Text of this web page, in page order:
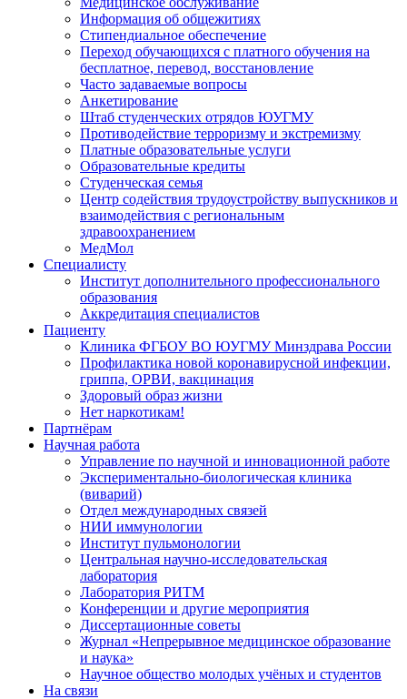
Информация об общежитиях
Стипендиальное обеспечение
Переход обучающихся с платного обучения на
бесплатное, перевод, восстановление
Часто задаваемые вопросы
Анкетирование
Штаб студенческих отрядов ЮУГМУ
Противодействие терроризму и экстремизму
Платные образовательные услуги
Образовательные кредиты
Студенческая семья
Центр содействия трудоустройству выпускников и
взаимодействия с региональным
здравоохранением
МедМол
Специалисту
Институт дополнительного профессионального
образования
Аккредитация специалистов
Пациенту
Клиника ФГБОУ ВО ЮУГМУ Минздрава России
Профилактика новой коронавирусной инфекции,
гриппа, ОРВИ, вакцинация
Здоровый образ жизни
Нет наркотикам!
Партнёрам
Научная работа
Управление по научной и инновационной работе
Экспериментально-биологическая клиника
(виварий)
Отдел международных связей
НИИ иммунологии
Институт пульмонологии
Центральная научно-исследовательская
лаборатория
Лаборатория РИТМ
Конференции и другие мероприятия
Диссертационные советы
Журнал «Непрерывное медицинское образование
и наука»
Научное общество молодых учёных и студентов
На связи